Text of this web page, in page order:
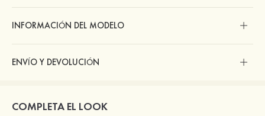
INFORMACIÓN DEL MODELO
ENVÍO Y DEVOLUCIÓN
COMPLETA EL LOOK